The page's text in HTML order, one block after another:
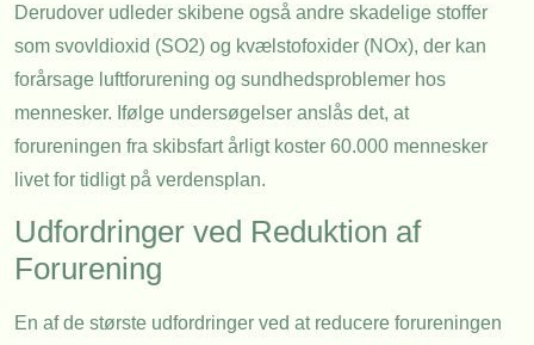
Derudover udleder skibene også andre skadelige stoffer
som svovldioxid (SO2) og kvælstofoxider (NOx), der kan
forårsage luftforurening og sundhedsproblemer hos
mennesker. Ifølge undersøgelser anslås det, at
forureningen fra skibsfart årligt koster 60.000 mennesker
livet for tidligt på verdensplan.
Udfordringer ved Reduktion af
Forurening
En af de største udfordringer ved at reducere forureningen